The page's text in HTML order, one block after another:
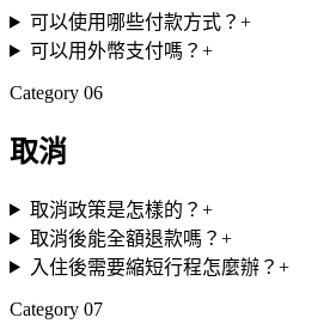
可以使用哪些付款方式？ +
可以用外幣支付嗎？ +
Category 06
取消
取消政策是怎樣的？ +
取消後能全額退款嗎？ +
入住後需要縮短行程怎麼辦？ +
Category 07